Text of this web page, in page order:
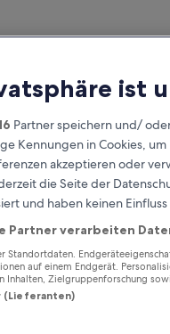
Verdiene
ist
Partner speichern und/
Kennungen in Cookies,
akzeptieren oder
die Seite der
und haben keinen
Partner verarbeiten
Standortdaten.
auf einem Endgerät.
Inhalten, Zielgruppenforschung
(Lieferanten)